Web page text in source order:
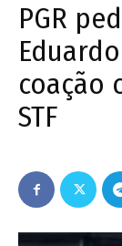
PGR
coação
STF